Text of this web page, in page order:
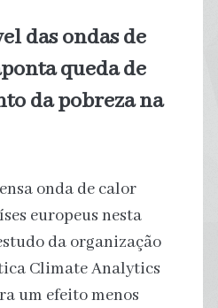
das ondas de
queda de
da pobreza na
onda de calor
europeus nesta
da organização
Climate Analytics
um efeito menos